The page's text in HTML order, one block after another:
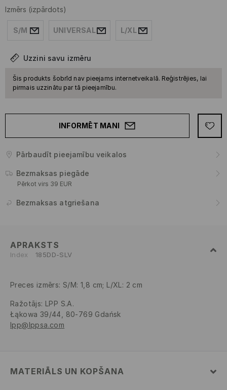
Izmērs (izpārdots)
S/M UNIVERSAL L/XL
Uzzini savu izmēru
Šis produkts šobrīd nav pieejams internetveikalā. Reģistrējies, lai
pirmais uzzinātu par tā pieejamību.
INFORMĒT MANI
Pārbaudīt pieejamību veikalos
Bezmaksas piegāde
Pērkot virs 39 EUR
Bezmaksas atgriešana
APRAKSTS
Index 185DD-SLV
Preces izmērs: S/M: 1,8 cm; L/XL: 2 cm
Ražotājs: LPP S.A.
Łąkowa 39/44, 80-769 Gdańsk
lpp@lppsa.com
MATERIĀLS UN KOPŠANA